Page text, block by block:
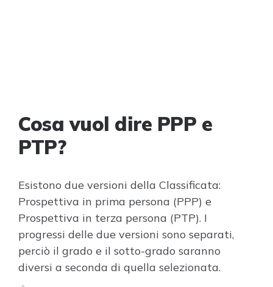
Cosa vuol dire PPP e
PTP?
Esistono due versioni della Classificata:
Prospettiva in prima persona (PPP) e
Prospettiva in terza persona (PTP). I
progressi delle due versioni sono separati,
perciò il grado e il sotto-grado saranno
diversi a seconda di quella selezionata.